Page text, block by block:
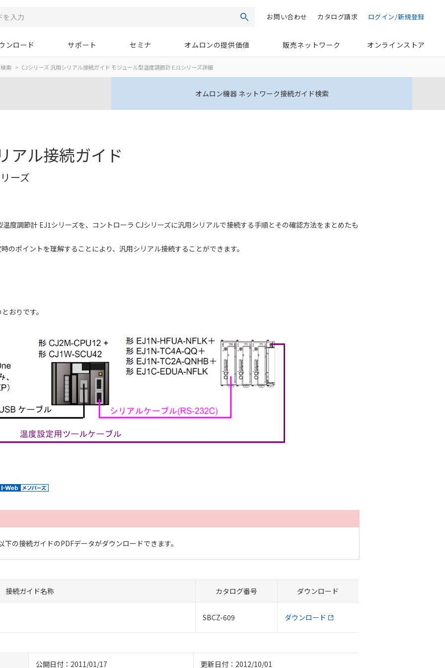
検索 ログイン/新規登録
カタログ請求
お問い合わせ
ンロード サポート セミナ オムロンの提供価値 販売ネットワーク オンラインストア
索 CJシリーズ 汎用シリアル接続ガイド モジュール型温度調節計 EJ1シリーズ詳細
オムロン機器 ネットワーク接続ガイド検索
アル接続ガイド
ーズ
度調節計 EJ1シリーズを、コントローラ CJシリーズに汎用シリアルで接続する手順とその確認方法をまとめたも
のポイントを理解することにより、汎用シリアル接続することができます。
おりです。
下の接続ガイドのPDFデータがダウンロードできます。
接続ガイド名称 カタログ番号 ダウンロード
SBCZ-609 ダウンロード
公開日付：2011/01/17 更新日付：2012/10/01